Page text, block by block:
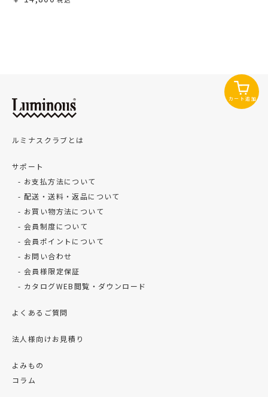
カート追加
ルミナスクラブとは
サポート
お支払方法について
配送・送料・返品について
お買い物方法について
会員制度について
会員ポイントについて
お問い合わせ
会員様限定保証
カタログWEB閲覧・ダウンロード
よくあるご質問
法人様向けお見積り
よみもの
コラム